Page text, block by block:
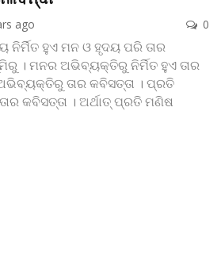
ago 0
ହୁଏ ମନ ଓ ହୃଦୟ ପରି ତାର
। ମନର ଅଭିବ୍ୟକ୍ତିରୁ ନିର୍ମିତ ହୁଏ ତାର
ତାର କବିସତ୍ତା । ପ୍ରତି
କବିସତ୍ତା । ଅର୍ଥାତ୍ ପ୍ରତି ମଣିଷ